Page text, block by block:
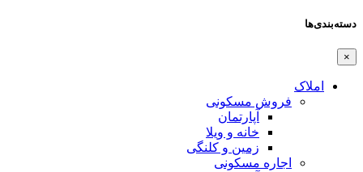
دسته‌بندی‌ها
×
املاک
فروش مسکونی
آپارتمان
خانه و ویلا
زمین و کلنگی
اجاره مسکونی